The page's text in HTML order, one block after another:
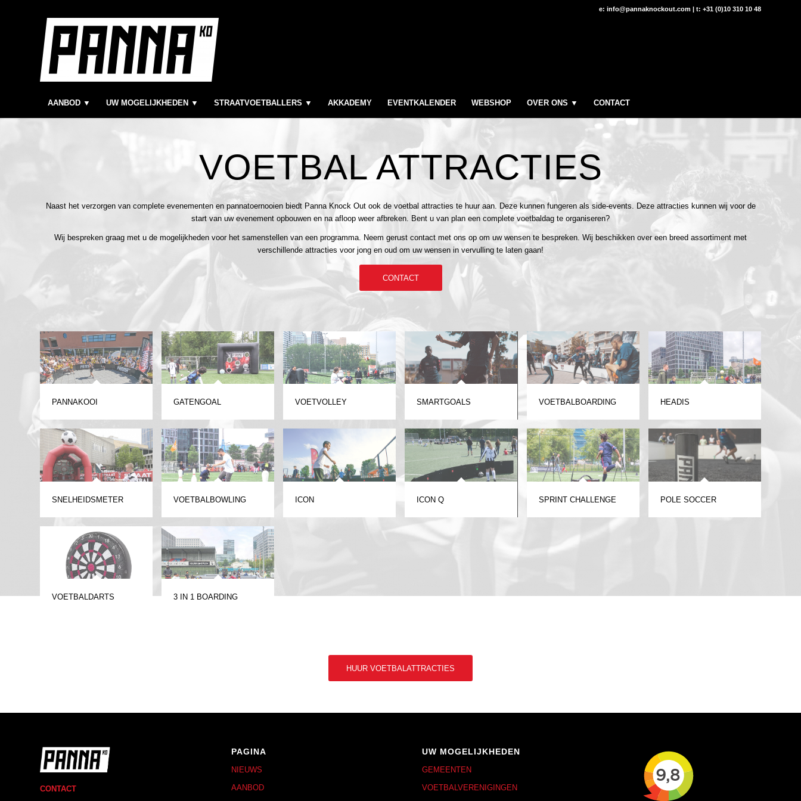
e: info@pannaknockout.com | t: +31 (0)10 310 10 48
AANBOD ▼ UW MOGELIJKHEDEN ▼ STRAATVOETBALLERS ▼ AKKADEMY EVENTKALENDER WEBSHOP OVER ONS ▼ CONTACT
VOETBAL ATTRACTIES
Naast het verzorgen van complete evenementen en pannatoernooien biedt Panna Knock Out ook de voetbal attracties te huur aan. Deze kunnen fungeren als side-events. Deze attracties kunnen wij voor de
start van uw evenement opbouwen en na afloop weer afbreken. Bent u van plan een complete voetbaldag te organiseren?
Wij bespreken graag met u de mogelijkheden voor het samenstellen van een programma. Neem gerust contact met ons op om uw wensen te bespreken. Wij beschikken over een breed assortiment met
verschillende attracties voor jong en oud om uw wensen in vervulling te laten gaan!
CONTACT
PANNAKOOI GATENGOAL VOETVOLLEY SMARTGOALS VOETBALBOARDING HEADIS
SNELHEIDSMETER VOETBALBOWLING ICON ICON Q SPRINT CHALLENGE POLE SOCCER
VOETBALDARTS 3 IN 1 BOARDING
HUUR VOETBALATTRACTIES
CONTACT
PAGINA
NIEUWS
AANBOD
UW MOGELIJKHEDEN
GEMEENTEN
VOETBALVERENIGINGEN